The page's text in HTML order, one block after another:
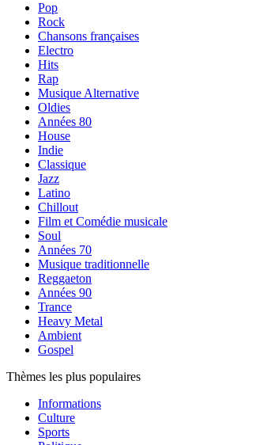
Pop
Rock
Chansons françaises
Electro
Hits
Rap
Musique Alternative
Oldies
Années 80
House
Indie
Classique
Jazz
Latino
Chillout
Film et Comédie musicale
Soul
Années 70
Musique traditionnelle
Reggaeton
Années 90
Trance
Heavy Metal
Ambient
Gospel
Thèmes les plus populaires
Informations
Culture
Sports